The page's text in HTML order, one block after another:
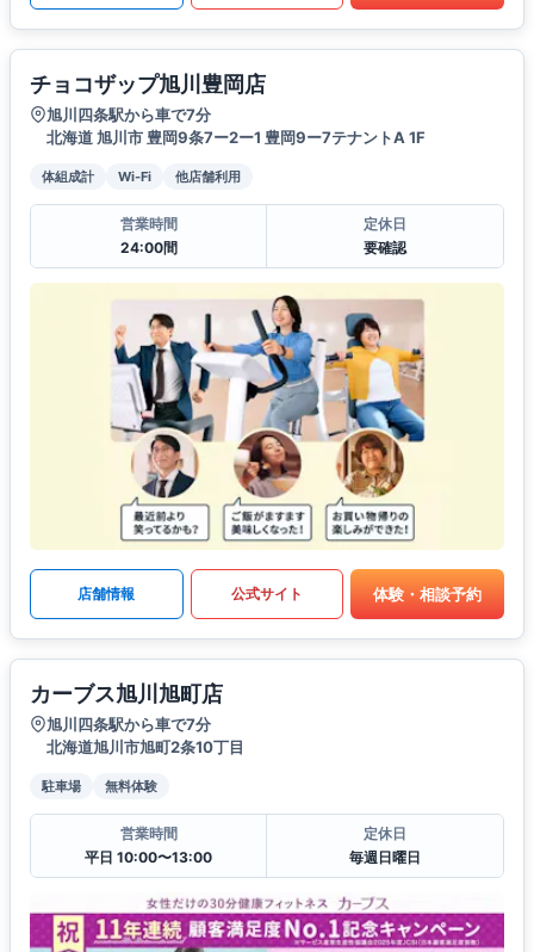
チョコザップ旭川豊岡店
旭川四条駅から車で7分
北海道 旭川市 豊岡9条7ー2ー1 豊岡9ー7テナントA 1F
体組成計 Wi-Fi 他店舗利用
営業時間
24:00間
定休日
要確認
店舗情報 公式サイト 体験・相談予約
カーブス旭川旭町店
旭川四条駅から車で7分
北海道旭川市旭町2条10丁目
駐車場 無料体験
営業時間
平日 10:00〜13:00
定休日
毎週日曜日